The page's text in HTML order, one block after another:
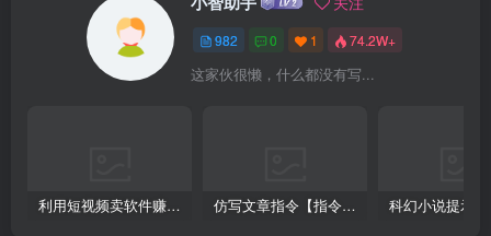
982 0 1 74.2W+
这家伙很懒，什么都没有写...
利用短视频卖软件赚钱，新手小白轻松月入10000+！ 仿写文章指令【指令+教程】